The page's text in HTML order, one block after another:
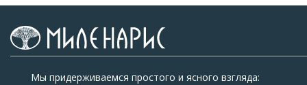
Мы придерживаемся простого и ясного взгляда: